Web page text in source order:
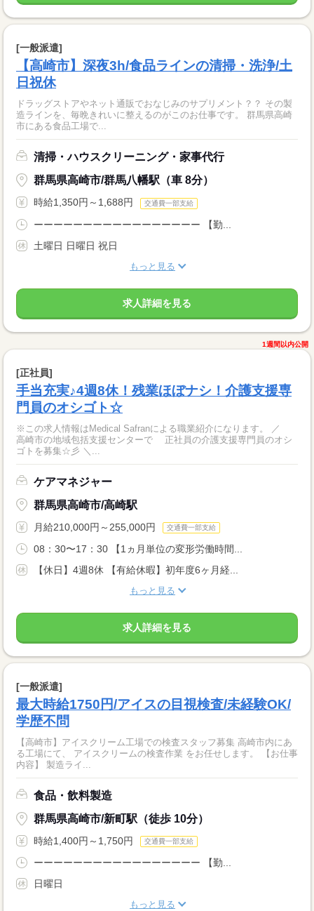
[一般派遣]
【高崎市】深夜3h/食品ラインの清掃・洗浄/土
日祝休
ドラッグストアやネット通販でおなじみのサプリメント？？ その製
造ラインを、毎晩きれいに整えるのがこのお仕事です。 群馬県高崎
市にある食品工場で...
清掃・ハウスクリーニング・家事代行
群馬県高崎市/群馬八幡駅（車 8分）
時給1,350円～1,688円 交通費一部支給
ーーーーーーーーーーーーーーーーー 【勤...
土曜日 日曜日 祝日
もっと見る
求人詳細を見る
1週間以内公開
[正社員]
手当充実♪4週8休！残業ほぼナシ！介護支援専
門員のオシゴト☆
※この求人情報はMedical Safranによる職業紹介になります。 ／
高崎市の地域包括支援センターで 正社員の介護支援専門員のオシ
ゴトを募集☆彡 ＼...
ケアマネジャー
群馬県高崎市/高崎駅
月給210,000円～255,000円 交通費一部支給
08：30〜17：30 【1ヵ月単位の変形労働時間...
【休日】4週8休 【有給休暇】初年度6ヶ月経...
もっと見る
求人詳細を見る
[一般派遣]
最大時給1750円/アイスの目視検査/未経験OK/
学歴不問
【高崎市】アイスクリーム工場での検査スタッフ募集 高崎市内にあ
る工場にて、 アイスクリームの検査作業 をお任せします。 【お仕事
内容】 製造ライ...
食品・飲料製造
群馬県高崎市/新町駅（徒歩 10分）
時給1,400円～1,750円 交通費一部支給
ーーーーーーーーーーーーーーーーー 【勤...
日曜日
もっと見る